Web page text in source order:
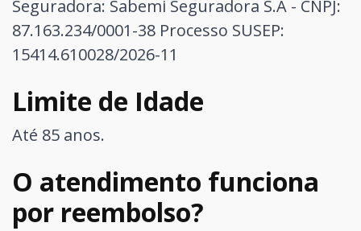
Seguradora: Sabemi Seguradora S.A - CNPJ:
87.163.234/0001-38 Processo SUSEP:
15414.610028/2026-11
Limite de Idade
Até 85 anos.
O atendimento funciona
por reembolso?